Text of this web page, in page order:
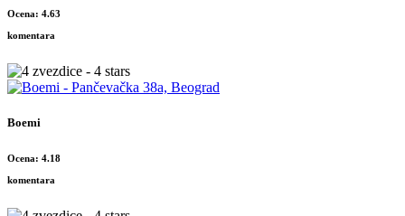
Ocena: 4.63
komentara
Boemi
Ocena: 4.18
komentara